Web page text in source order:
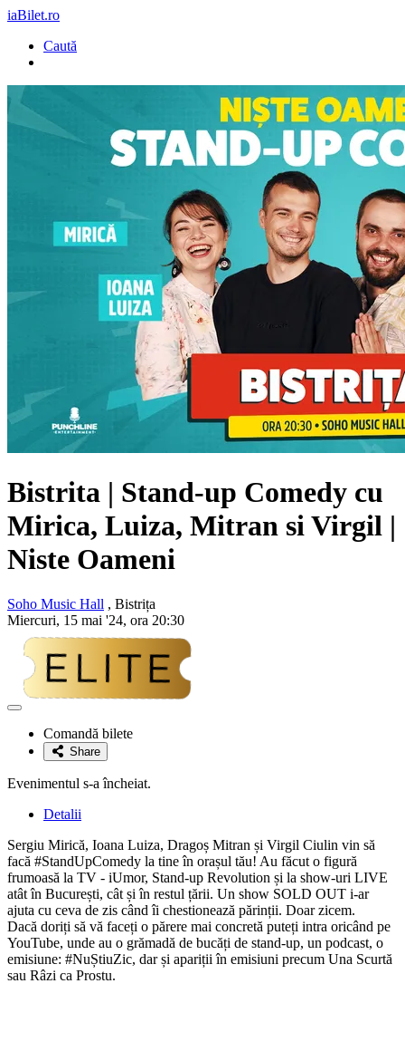
iaBilet.ro
Caută
Bistrita | Stand-up Comedy cu
Mirica, Luiza, Mitran si Virgil |
Niste Oameni
Soho Music Hall , Bistrița
Miercuri, 15 mai '24, ora 20:30
Adaugă
favoriteComandă bilete
Share
Evenimentul s-a încheiat.
Detalii
Sergiu Mirică, Ioana Luiza, Dragoș Mitran și Virgil Ciulin vin să
facă #StandUpComedy la tine în orașul tău! Au făcut o figură
frumoasă la TV - iUmor, Stand-up Revolution și la show-uri LIVE
atât în București, cât și în restul țării. Un show SOLD OUT i-ar
ajuta cu ceva de zis când îi chestionează părinții. Doar zicem.
Dacă doriți să vă faceți o părere mai concretă puteți intra oricând pe
YouTube, unde au o grămadă de bucăți de stand-up, un podcast, o
emisiune: #NuȘtiuZic, dar și apariții în emisiuni precum Una Scurtă
sau Râzi ca Prostu.